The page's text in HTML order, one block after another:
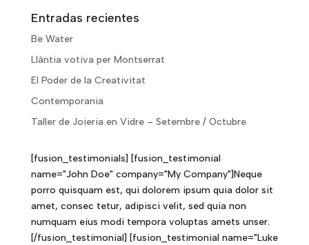
Entradas recientes
Be Water
Llàntia votiva per Montserrat
El Poder de la Creativitat
Contemporania
Taller de Joieria en Vidre – Setembre / Octubre
[fusion_testimonials] [fusion_testimonial
name="John Doe" company="My Company"]Neque
porro quisquam est, qui dolorem ipsum quia dolor sit
amet, consec tetur, adipisci velit, sed quia non
numquam eius modi tempora voluptas amets unser.
[/fusion_testimonial] [fusion_testimonial name="Luke